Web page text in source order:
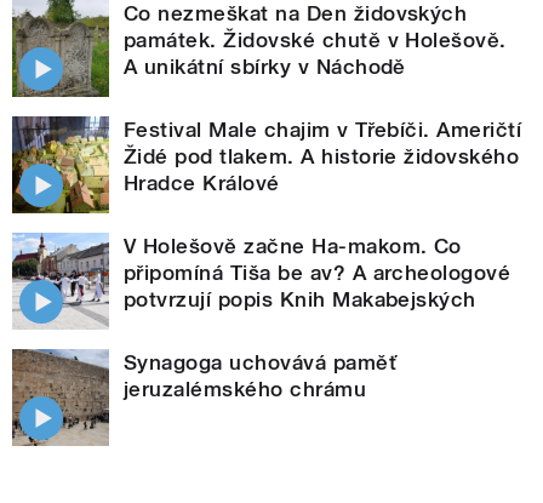
Co nezmeškat na Den židovských
památek. Židovské chutě v Holešově.
A unikátní sbírky v Náchodě
Festival Male chajim v Třebíči. Američtí
Židé pod tlakem. A historie židovského
Hradce Králové
V Holešově začne Ha-makom. Co
připomíná Tiša be av? A archeologové
potvrzují popis Knih Makabejských
Synagoga uchovává paměť
jeruzalémského chrámu